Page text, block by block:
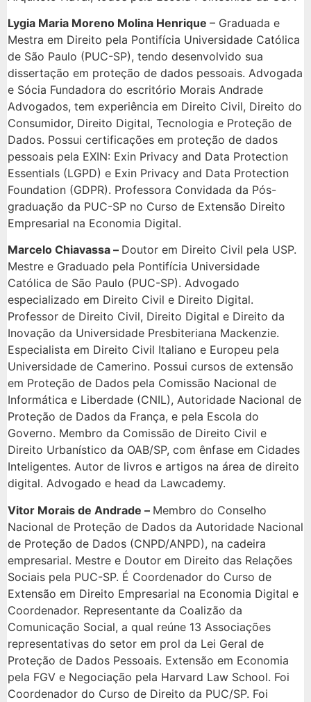
Lygia Maria Moreno Molina Henrique – Graduada e
Mestra em Direito pela Pontifícia Universidade Católica
de São Paulo (PUC-SP), tendo desenvolvido sua
dissertação em proteção de dados pessoais. Advogada
e Sócia Fundadora do escritório Morais Andrade
Advogados, tem experiência em Direito Civil, Direito do
Consumidor, Direito Digital, Tecnologia e Proteção de
Dados. Possui certificações em proteção de dados
pessoais pela EXIN: Exin Privacy and Data Protection
Essentials (LGPD) e Exin Privacy and Data Protection
Foundation (GDPR). Professora Convidada da Pós-
graduação da PUC-SP no Curso de Extensão Direito
Empresarial na Economia Digital.
Marcelo Chiavassa – Doutor em Direito Civil pela USP.
Mestre e Graduado pela Pontifícia Universidade
Católica de São Paulo (PUC-SP). Advogado
especializado em Direito Civil e Direito Digital.
Professor de Direito Civil, Direito Digital e Direito da
Inovação da Universidade Presbiteriana Mackenzie.
Especialista em Direito Civil Italiano e Europeu pela
Universidade de Camerino. Possui cursos de extensão
em Proteção de Dados pela Comissão Nacional de
Informática e Liberdade (CNIL), Autoridade Nacional de
Proteção de Dados da França, e pela Escola do
Governo. Membro da Comissão de Direito Civil e
Direito Urbanístico da OAB/SP, com ênfase em Cidades
Inteligentes. Autor de livros e artigos na área de direito
digital. Advogado e head da Lawcademy.
Vitor Morais de Andrade – Membro do Conselho
Nacional de Proteção de Dados da Autoridade Nacional
de Proteção de Dados (CNPD/ANPD), na cadeira
empresarial. Mestre e Doutor em Direito das Relações
Sociais pela PUC-SP. É Coordenador do Curso de
Extensão em Direito Empresarial na Economia Digital e
Coordenador. Representante da Coalizão da
Comunicação Social, a qual reúne 13 Associações
representativas do setor em prol da Lei Geral de
Proteção de Dados Pessoais. Extensão em Economia
pela FGV e Negociação pela Harvard Law School. Foi
Coordenador do Curso de Direito da PUC/SP. Foi